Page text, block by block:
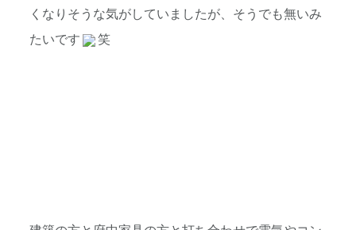
くなりそうな気がしていましたが、そうでも無いみ
たいです
笑